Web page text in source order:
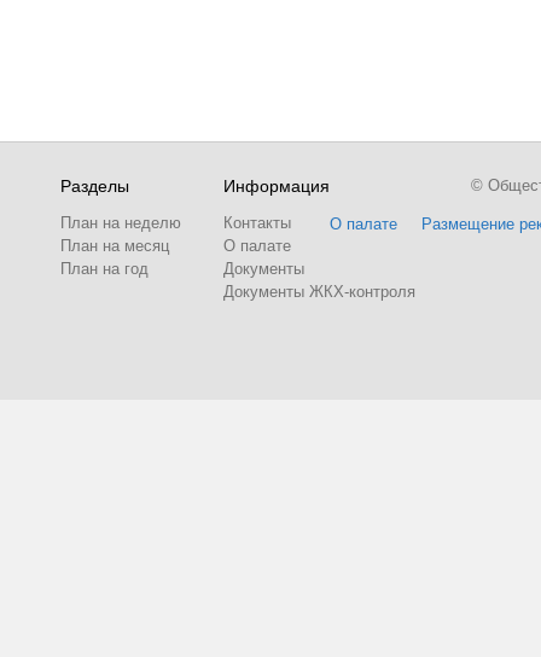
Разделы
План на неделю
План на месяц
План на год
Информация
Контакты
О палате
Документы
Документы ЖКХ-контроля
О палате Размещение
©